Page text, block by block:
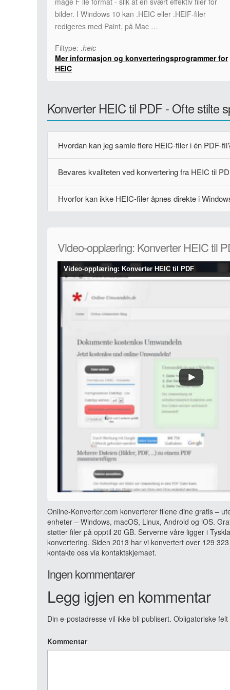
bilder. I Windows 10 kan .HEIC eller .HEIF-filer
redigeres med Paint, på Mac …
Filtype: .heic
Mer informasjon og konverteringsprogrammer for
HEIC
Konverter HEIC til PDF - Ofte stilte
Hvordan kan jeg samle flere HEIC-filer i én PDF-
Bevares kvaliteten ved konvertering fra HEIC til
Hvorfor kan ikke HEIC-filer åpnes direkte i
Video-opplæring: Konverter HEIC til
Video-opplæring: Konverter HEIC til PDF
Online-Konverter.com konverterer filene dine gratis –
enheter – Windows, macOS, Linux, Android og iOS.
støtter filer på opptil 20 GB. Serverne våre ligger i
konvertering. Siden 2013 har vi konvertert over 129
kontakte oss via kontaktskjemaet.
Ingen kommentarer
Legg igjen en kommentar
Din e-postadresse vil ikke bli publisert. Obligatoriske
Kommentar